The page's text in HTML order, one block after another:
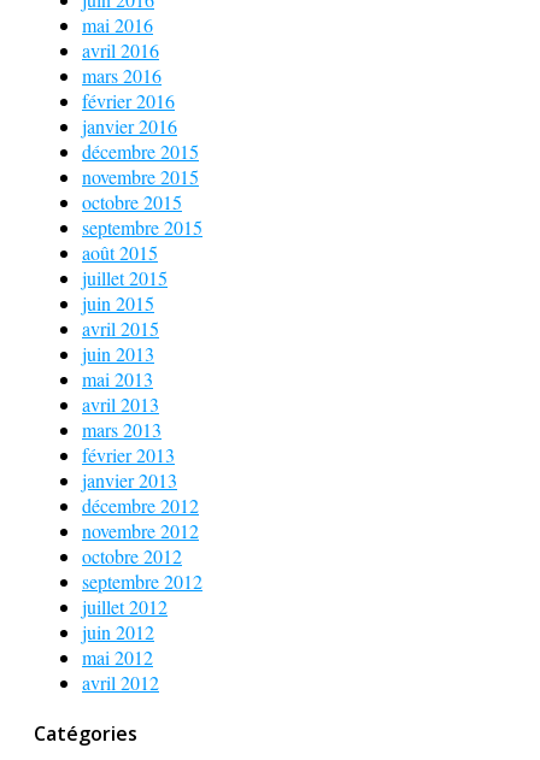
mai 2016
avril 2016
mars 2016
février 2016
janvier 2016
décembre 2015
novembre 2015
octobre 2015
septembre 2015
août 2015
juillet 2015
juin 2015
avril 2015
juin 2013
mai 2013
avril 2013
mars 2013
février 2013
janvier 2013
décembre 2012
novembre 2012
octobre 2012
septembre 2012
juillet 2012
juin 2012
mai 2012
avril 2012
Catégories